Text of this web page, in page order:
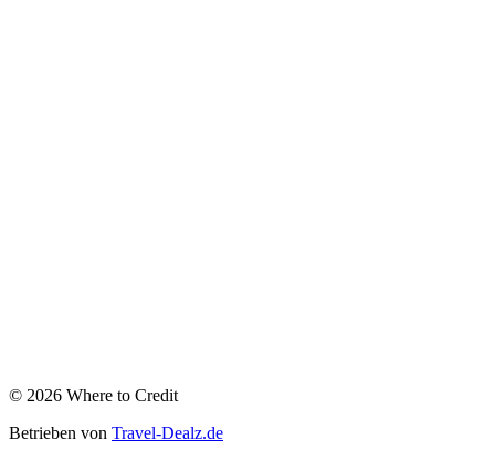
© 2026 Where to Credit
Betrieben von Travel-Dealz.de